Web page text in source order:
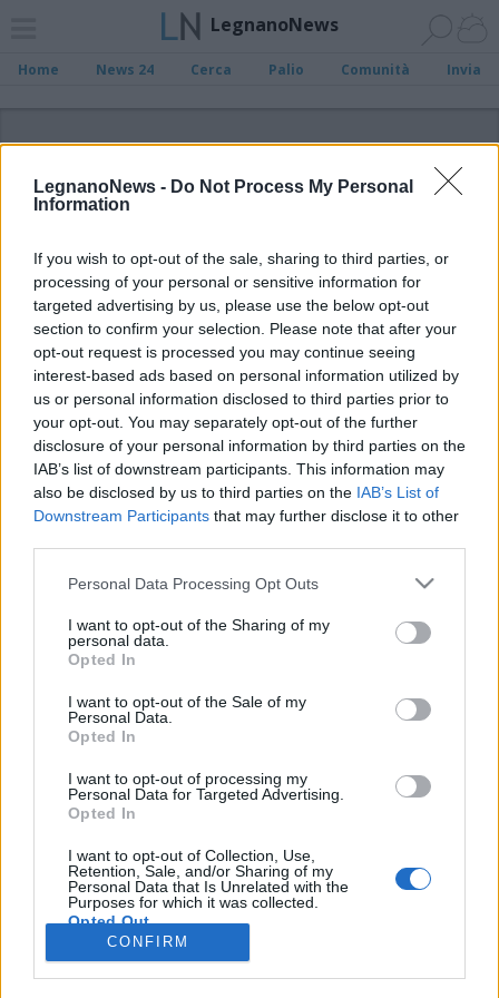
LegnanoNews - Do Not Process My Personal
Information
If you wish to opt-out of the sale, sharing to third parties, or
processing of your personal or sensitive information for
targeted advertising by us, please use the below opt-out
section to confirm your selection. Please note that after your
opt-out request is processed you may continue seeing
interest-based ads based on personal information utilized by
us or personal information disclosed to third parties prior to
your opt-out. You may separately opt-out of the further
disclosure of your personal information by third parties on the
IAB’s list of downstream participants. This information may
also be disclosed by us to third parties on the IAB’s List of
Downstream Participants that may further disclose it to other
Personal Data Processing Opt Outs
I want to opt-out of the Sharing of my
personal data.
Opted In
I want to opt-out of the Sale of my
Personal Data.
Opted In
I want to opt-out of processing my
Personal Data for Targeted Advertising.
Opted In
I want to opt-out of Collection, Use,
Retention, Sale, and/or Sharing of my
Personal Data that Is Unrelated with the
Purposes for which it was collected.
Opted Out
CONFIRM
LegnanoNews
Home News 24 Cerca Palio Comunità Invia
ADV
Archivio di "Franco Brumana"
Filtro per data
Non è stato trovato nessun articolo.
Vai al sito in modalità classica
Registrati Redazione Invia notizia Feed RSS Facebook
Twitter
Legnanonews.com
Sito di informazione locale
Direttore responsabile: Marco Tajè
Redazione: Via Matteotti, 3 (presso Famiglia Legnanese)
20025 Legnano (MI)
Email Direzione: direttore@legnanonews.com
Email Redazione: info@legnanonews.com
Pubblicità: commerciale@legnanonews.com
Tutti i contenuti originali sono di proprietà di LegnanoNews, ne è
consentito l'utilizzo citando il sito come fonte. Dei contenuti non originali